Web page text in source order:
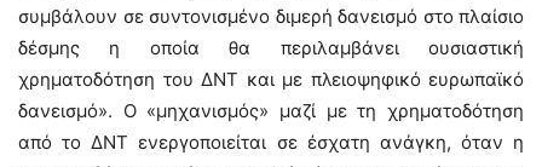
συμβάλουν σε συντονισμένο διμερή δανεισμό στο πλαίσιο
δέσμης η οποία θα περιλαμβάνει ουσιαστική
χρηματοδότηση του ΔΝΤ και με πλειοψηφικό ευρωπαϊκό
δανεισμό». Ο «μηχανισμός» μαζί με τη χρηματοδότηση
από το ΔΝΤ ενεργοποιείται σε έσχατη ανάγκη, όταν η